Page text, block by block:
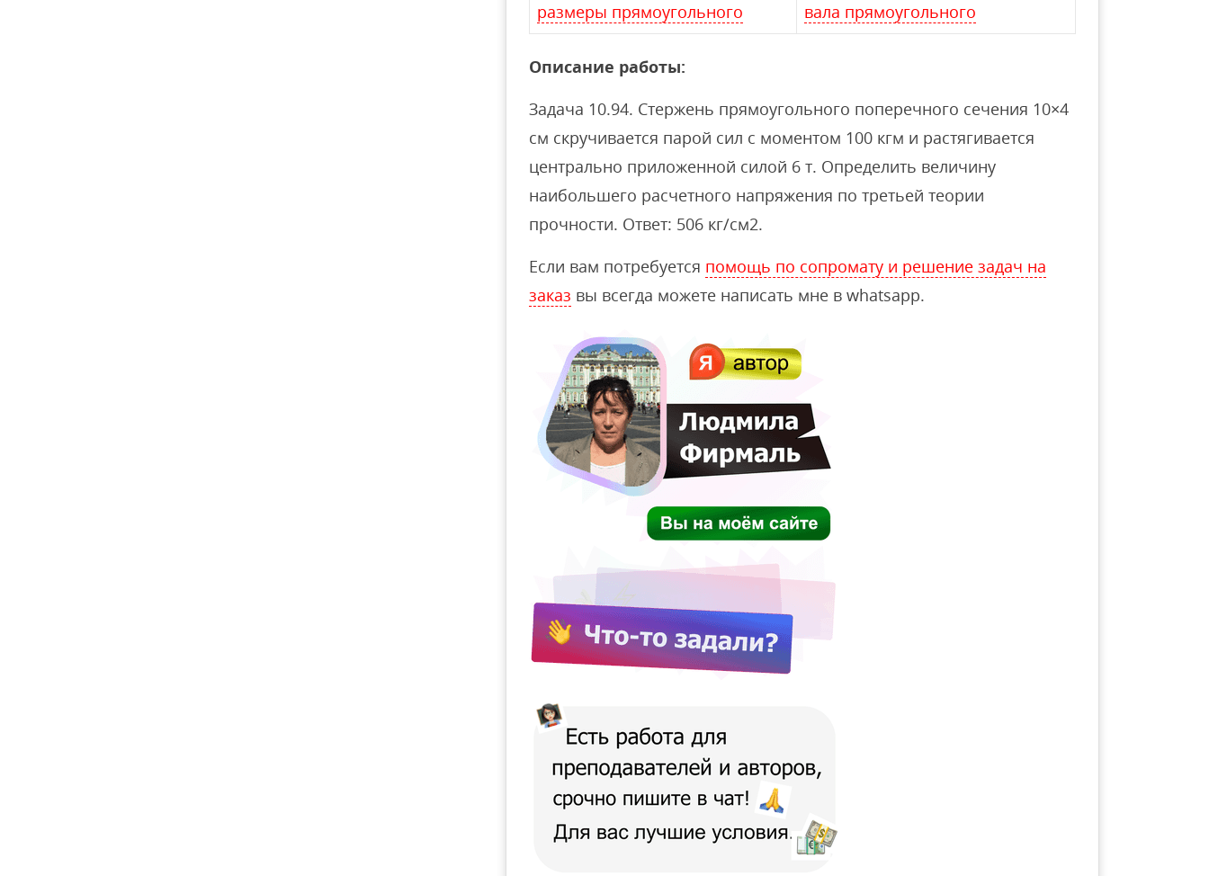
размеры прямоугольного
вала прямоугольного
Описание работы:
Задача 10.94. Стержень прямоугольного поперечного сечения 10×4
см скручивается парой сил с моментом 100 кгм и растягивается
центрально приложенной силой 6 т. Определить величину
наибольшего расчетного напряжения по третьей теории
прочности. Ответ: 506 кг/см2.
Если вам потребуется помощь по сопромату и решение задач на
заказ вы всегда можете написать мне в whatsapp.